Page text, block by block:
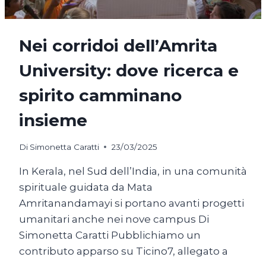
Nei corridoi dell’Amrita
University: dove ricerca e
spirito camminano
insieme
Di Simonetta Caratti 23/03/2025
In Kerala, nel Sud dell’India, in una comunità
spirituale guidata da Mata
Amritanandamayi si portano avanti progetti
umanitari anche nei nove campus Di
Simonetta Caratti Pubblichiamo un
contributo apparso su Ticino7, allegato a